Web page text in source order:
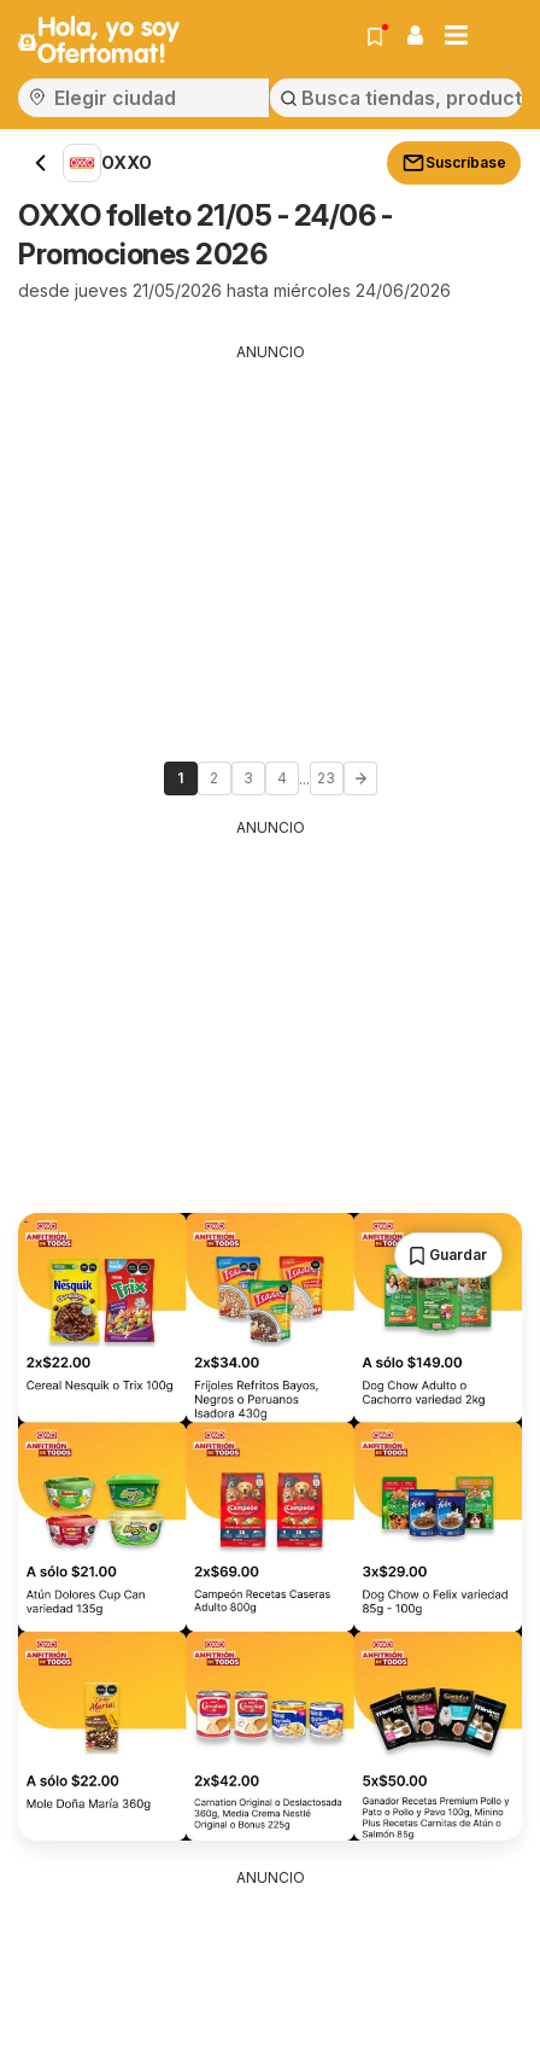
Hola, yo soy
Ofertomat!
OXXO Suscríbase
OXXO folleto 21/05 - 24/06 -
Promociones 2026
desde jueves 21/05/2026 hasta miércoles 24/06/2026
ANUNCIO
1 2 3 4 ... 23
ANUNCIO
Guardar
ANUNCIO